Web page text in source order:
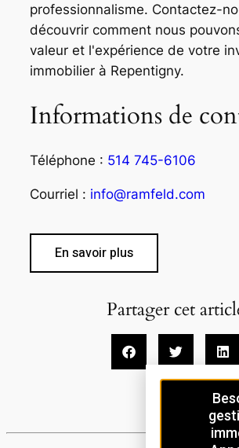
professionnalisme. Contactez-
découvrir comment nous
valeur et l'expérience de votre
immobilier à Repentigny.
Informations de
Téléphone : 514 745-6106
Courriel : info@ramfeld.com
En savoir plus
Partager cet